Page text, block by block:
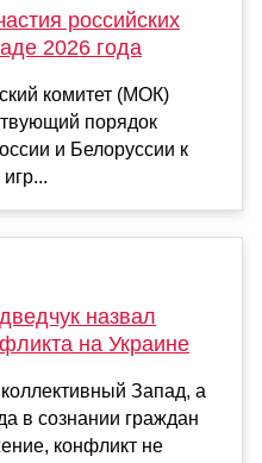
российских
2026 года
комитет (МОК)
порядок
и Белоруссии к
назвал
на Украине
Запад, а
в сознании граждан
конфликт не